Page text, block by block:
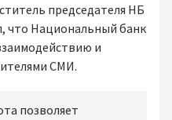
председателя НБ
что Национальный банк
и
СМИ.
позволяет